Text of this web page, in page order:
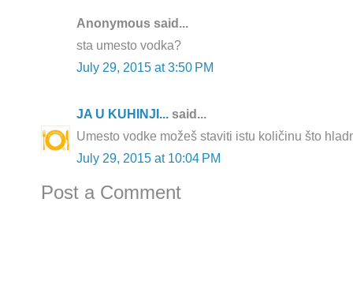
Anonymous said...
sta umesto vodka?
July 29, 2015 at 3:50 PM
JA U KUHINJI... said...
Umesto vodke možeš staviti istu količinu što
July 29, 2015 at 10:04 PM
Post a Comment